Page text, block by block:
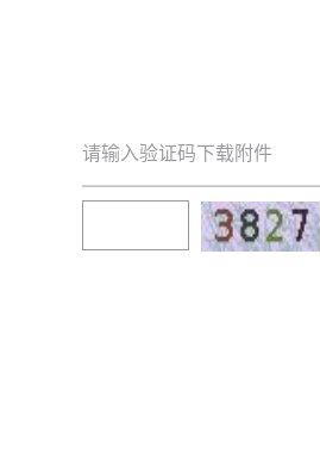
请输入验证码下载附件